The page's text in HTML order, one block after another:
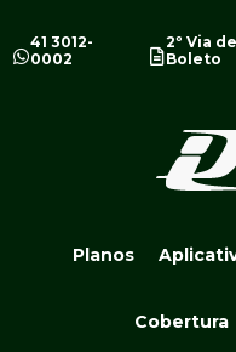
41 3012-
0002
2º Via de
Boleto
Planos
Cobertura